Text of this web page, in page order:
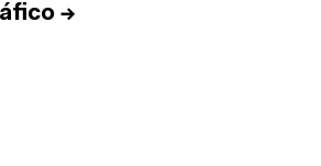
→